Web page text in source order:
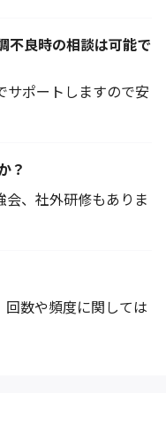
不良時の相談は可能で
サポートしますので安
？
、社外研修もありま
数や頻度に関しては